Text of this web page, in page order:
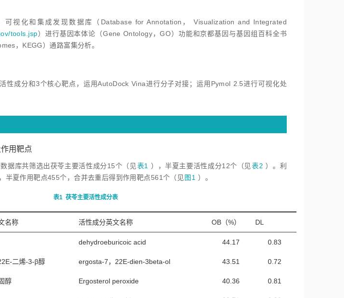
可视化和集成发现数据库（Database for Annotation， Visualization and Integrated
tools.jsp）进行基因本体论（Gene Ontology，GO）功能和京都基因与基因组百科全书
，KEGG）通路富集分析。
性成分和3个核心靶点，运用AutoDock Vina进行分子对接；运用Pymol 2.5进行可视化处
用靶点
据库共筛选出茯苓主要活性成分15个（见表1 ），半夏主要活性成分12个（见表2 ）。利
半夏作用靶点455个，合并去重后得到作用靶点561个（见 图1 ）。
表1 茯苓主要活性成分表
名称 活性成分英文名称 OB（%） DL
dehydroeburicoic acid 44.17 0.83
二烯-3-β醇 ergosta-7，22E-dien-3beta-ol 43.51 0.72
醇 Ergosterol peroxide 40.36 0.81